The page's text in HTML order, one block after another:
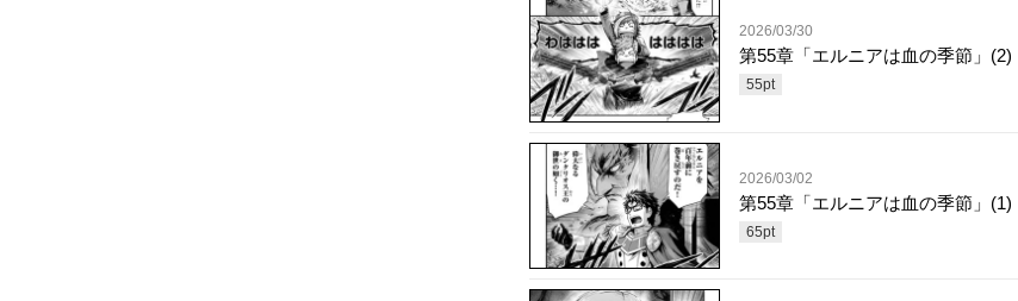
2026/03/30
第55章「エルニアは血の季節」(2)
55pt
2026/03/02
第55章「エルニアは血の季節」(1)
65pt